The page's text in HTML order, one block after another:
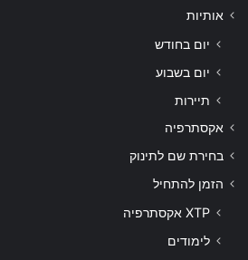
אותיות
יום בחודש
יום בשבוע
תיירות
אקסתרפיה
בחירת שם לתינוק
הזמן להתחיל
XTP אקסתרפיה
לימודים